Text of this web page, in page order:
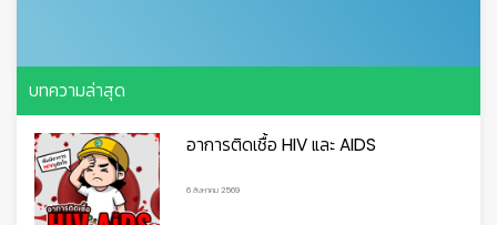
บทความล่าสุด
อาการติดเชื้อ HIV และ AIDS
6 สิงหาคม 2569